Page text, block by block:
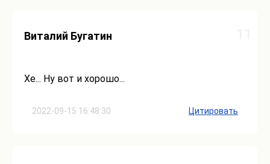
2022-09-15 16:48:30
Виталий Бугатин
Хе... Ну вот и хорошо...
Цитировать